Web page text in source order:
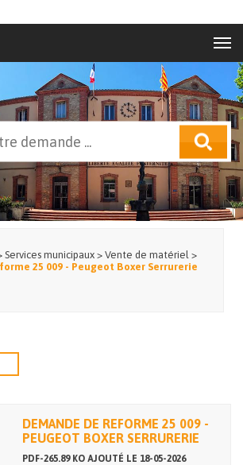
recherche
Services municipaux > Vente de matériel >
25 009 - Peugeot Boxer Serrurerie
DEMANDE DE REFORME 25 009 -
PEUGEOT BOXER SERRURERIE
PDF-265.89 KO AJOUTÉ LE 18-05-2026